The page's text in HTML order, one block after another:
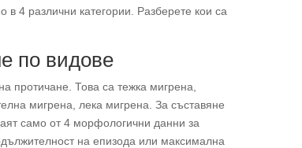
4 различни категории. Разберете кои са
по видове
протичане. Това са тежка мигрена,
мигрена, лека мигрена. За съставяне
само от 4 морфологични данни за
на епизода или максимална